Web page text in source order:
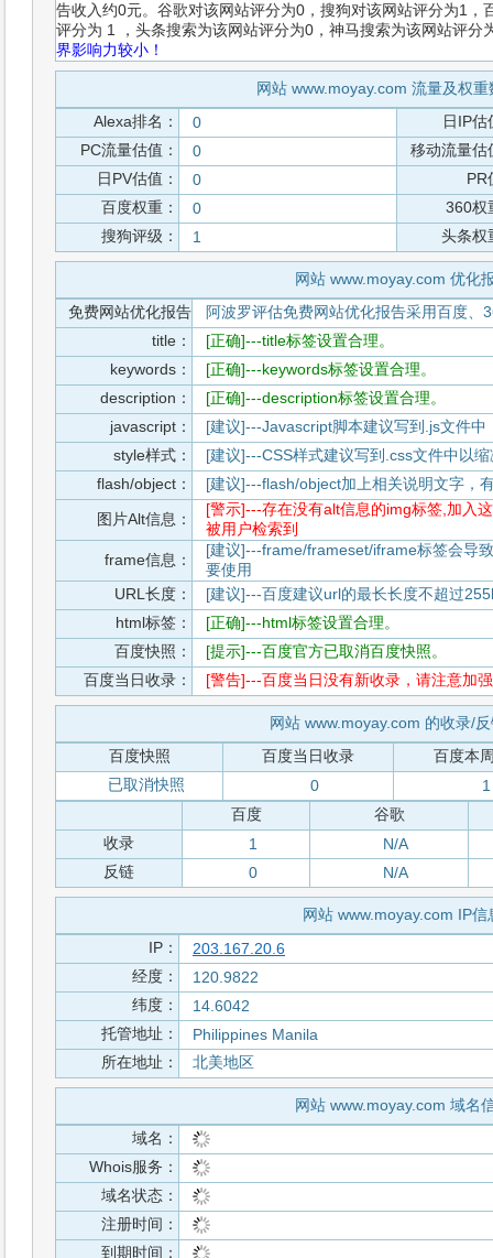
告收入约0元。谷歌对该网站评分为0，搜狗对该网站评分为1，
评分为 1 ，头条搜索为该网站评分为0，神马搜索为该网站评
界影响力较小！
网站 www.moyay.com 流量及权重
Alexa排名：
0
日IP估
PC流量估值：
0
移动流量估
日PV估值：
0
PR
百度权重：
0
360权
搜狗评级：
1 头条权
网站 www.moyay.com 优化
免费网站优化报告
阿波罗评估免费网站优化报告采用百度、
title：
[正确]---title标签设置合理。
keywords：
[正确]---keywords标签设置合理。
description：
[正确]---description标签设置合理。
javascript：
[建议]---Javascript脚本建议写到.js文件中
style样式：
[建议]---CSS样式建议写到.css文件中以
flash/object：
[建议]---flash/object加上相关说明文字，
图片Alt信息：
[警示]---存在没有alt信息的img标签,加入
被用户检索到
frame信息：
[建议]---frame/frameset/iframe标签会导
要使用
URL长度：
[建议]---百度建议url的最长长度不超过
html标签：
[正确]---html标签设置合理。
百度快照：
[提示]---百度官方已取消百度快照。
百度当日收录：
[警告]---百度当日没有新收录，请注意加
网站 www.moyay.com 的收录/
百度快照
百度当日收录
百度本
已取消快照
0
1
百度
谷歌
收录
1
N/A
反链
0 N/A
网站 www.moyay.com IP信
IP：
203.167.20.6
经度：
120.9822
纬度：
14.6042
托管地址：
Philippines Manila
所在地址：
北美地区
网站 www.moyay.com 域名
域名：
Whois服务：
域名状态：
注册时间：
到期时间：